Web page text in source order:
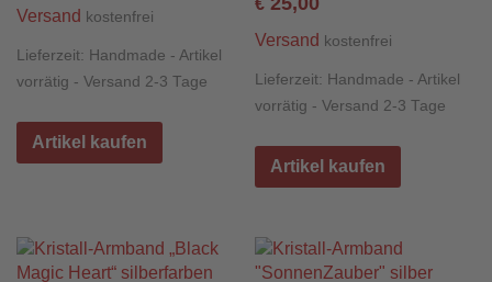
Versand kostenfrei
Lieferzeit: Handmade - Artikel
vorrätig - Versand 2-3 Tage
Artikel kaufen
€
Versand kostenfrei
Lieferzeit: Handmade - Artikel
vorrätig - Versand 2-3 Tage
Artikel kaufen